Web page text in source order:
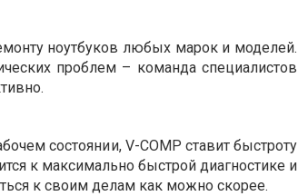
ноутбуков любых марок и моделей.
проблем – команда специалистов
состоянии, V-COMP ставит быстроту
к максимально быстрой диагностике и
к своим делам как можно скорее.